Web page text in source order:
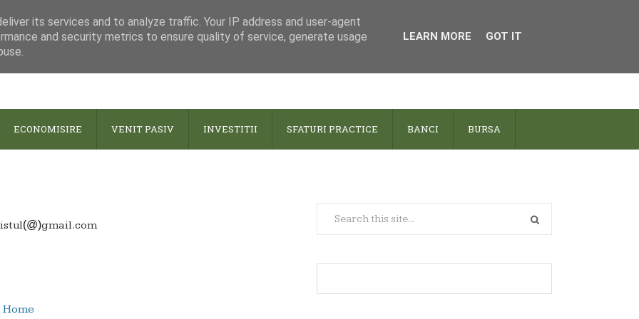
ECONOMISIRE VENIT PASIV INVESTITII SFATURI PRACTICE BANCI BURSA
(@)gmail.com
Home
its services and to analyze traffic. Your IP address and user-agent
and security metrics to ensure quality of service, generate usage
LEARN MORE GOT IT